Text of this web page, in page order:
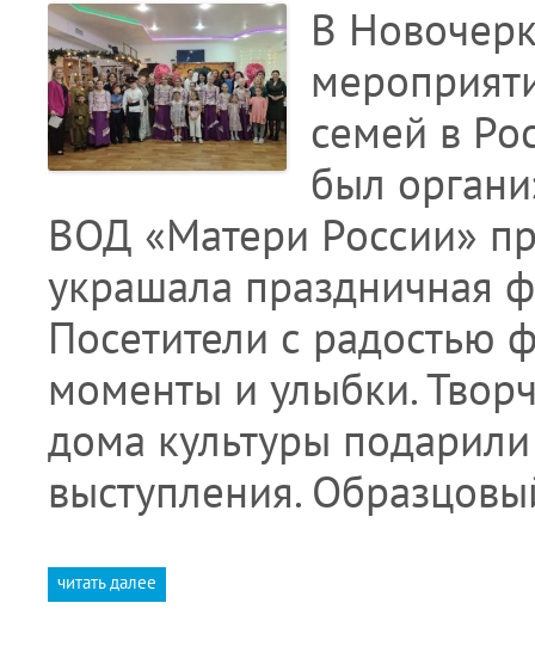
В
семей в
был
ВОД «Матери России»
украшала праздничная
Посетители с радостью
моменты и улыбки.
дома культуры
выступления.
читать далее